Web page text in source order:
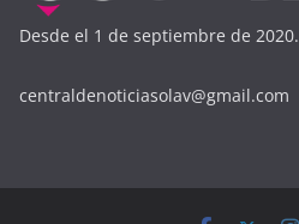
Desde el 1 de septiembre de 2020.
centraldenoticiasolav@gmail.com